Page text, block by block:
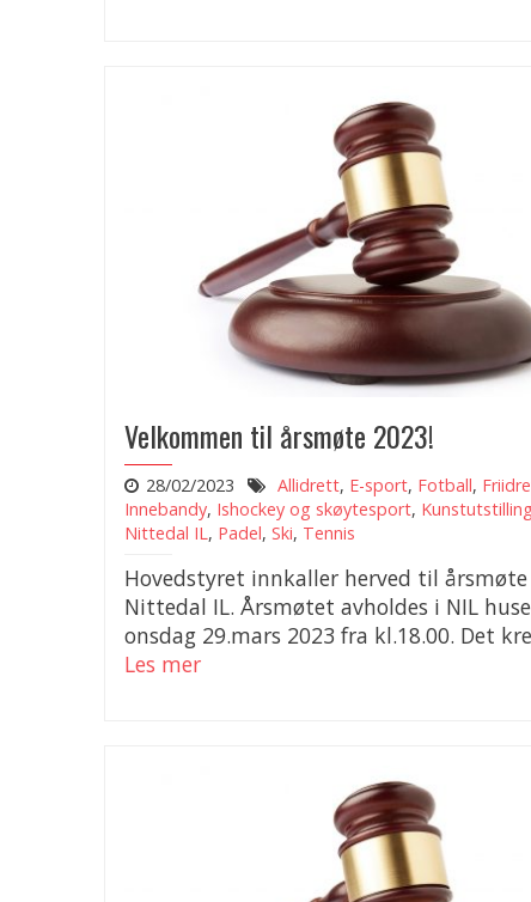
Velkommen til årsmøte 2023!
28/02/2023 Allidrett, E-sport, Fotball,
Innebandy, Ishockey og skøytesport,
Nittedal IL, Padel, Ski, Tennis
Hovedstyret innkaller herved til
Nittedal IL. Årsmøtet avholdes i NIL
onsdag 29.mars 2023 fra kl.18.00. Det
Les mer